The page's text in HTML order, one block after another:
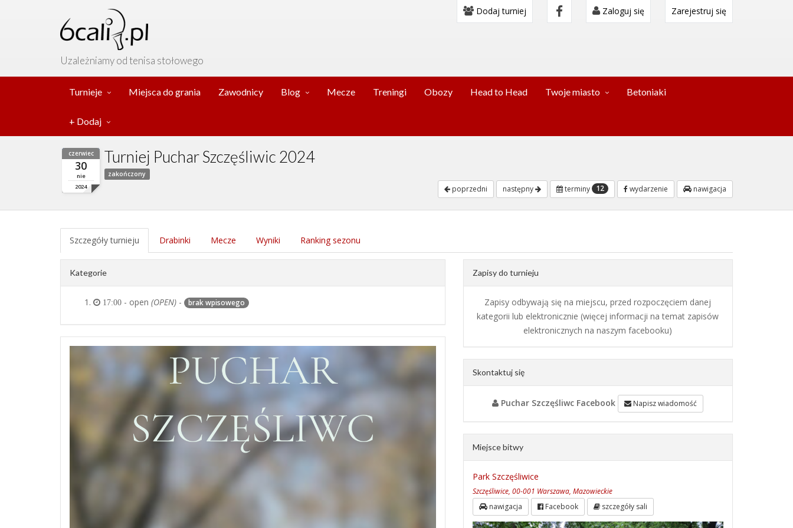
Uzależniamy od tenisa stołowego
Dodaj turniej Zaloguj się Zarejestruj się
Turnieje Miejsca do grania Zawodnicy Blog Mecze Treningi Obozy Head to Head Twoje miasto Betoniaki
+ Dodaj
czerwiec
30
nie
2024
Turniej Puchar Szczęśliwic 2024
zakończony
poprzedni następny terminy 12 wydarzenie nawigacja
Szczegóły turnieju Drabinki Mecze Wyniki Ranking sezonu
Kategorie
17:00 - open (OPEN) - brak wpisowego
Zapisy do turnieju
Zapisy odbywają się na miejscu, przed rozpoczęciem danej
kategorii lub elektronicznie (więcej informacji na temat zapisów
elektronicznych na naszym facebooku)
Skontaktuj się
Puchar Szczęśliwc Facebook Napisz wiadomość
Miejsce bitwy
Park Szczęśliwice
Szczęśliwice, 00-001 Warszawa, Mazowieckie
nawigacja Facebook szczegóły sali